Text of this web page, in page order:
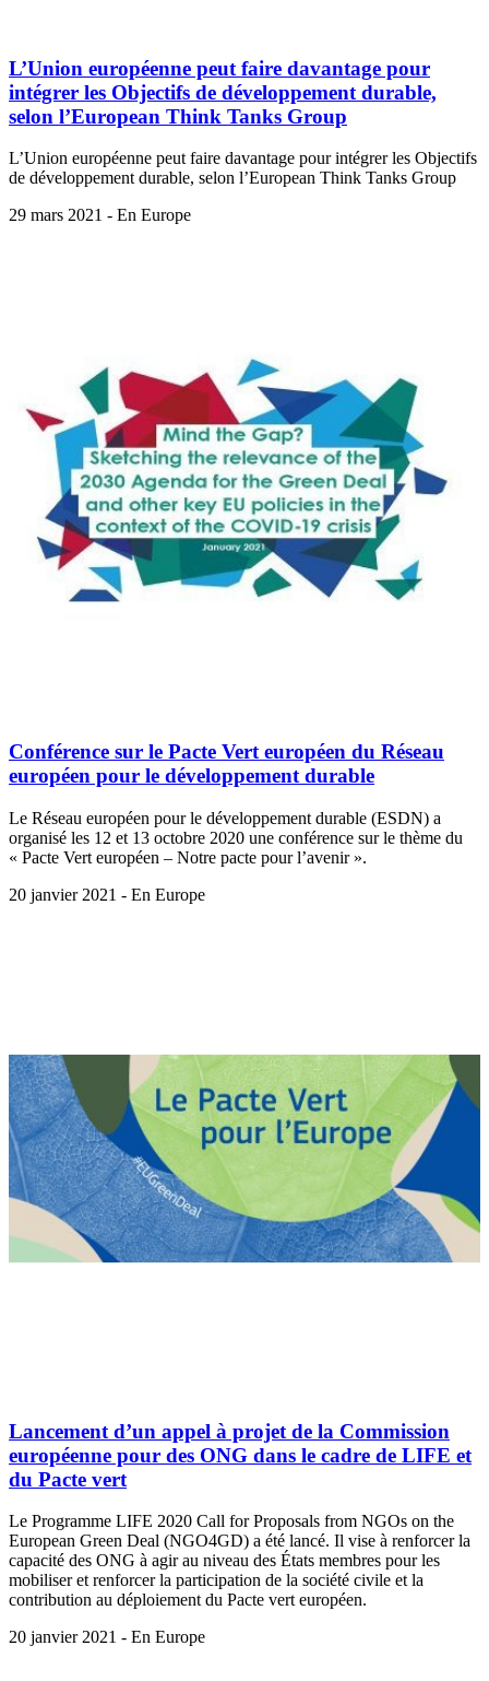
L’Union européenne peut faire davantage pour
intégrer les Objectifs de développement durable,
selon l’European Think Tanks Group
L’Union européenne peut faire davantage pour intégrer les Objectifs
de développement durable, selon l’European Think Tanks Group
29 mars 2021 - En Europe
Conférence sur le Pacte Vert européen du Réseau
européen pour le développement durable
Le Réseau européen pour le développement durable (ESDN) a
organisé les 12 et 13 octobre 2020 une conférence sur le thème du
« Pacte Vert européen – Notre pacte pour l’avenir ».
20 janvier 2021 - En Europe
Lancement d’un appel à projet de la Commission
européenne pour des ONG dans le cadre de LIFE et
du Pacte vert
Le Programme LIFE 2020 Call for Proposals from NGOs on the
European Green Deal (NGO4GD) a été lancé. Il vise à renforcer la
capacité des ONG à agir au niveau des États membres pour les
mobiliser et renforcer la participation de la société civile et la
contribution au déploiement du Pacte vert européen.
20 janvier 2021 - En Europe